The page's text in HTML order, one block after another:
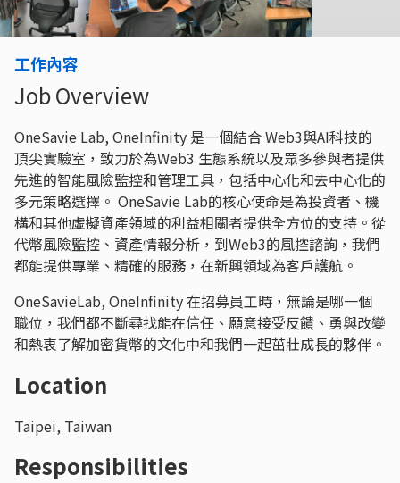
工作內容
Job Overview
OneSavie Lab, OneInfinity 是一個結合 Web3與AI科技的
頂尖實驗室，致力於為Web3 生態系統以及眾多參與者提供
先進的智能風險監控和管理工具，包括中心化和去中心化的
多元策略選擇。 OneSavie Lab的核心使命是為投資者、機
構和其他虛擬資產領域的利益相關者提供全方位的支持。從
代幣風險監控、資產情報分析，到Web3的風控諮詢，我們
都能提供專業、精確的服務，在新興領域為客戶護航。
OneSavieLab, OneInfinity 在招募員工時，無論是哪一個
職位，我們都不斷尋找能在信任、願意接受反饋、勇與改變
和熱衷了解加密貨幣的文化中和我們一起茁壯成長的夥伴。
Location
Taipei, Taiwan
Responsibilities